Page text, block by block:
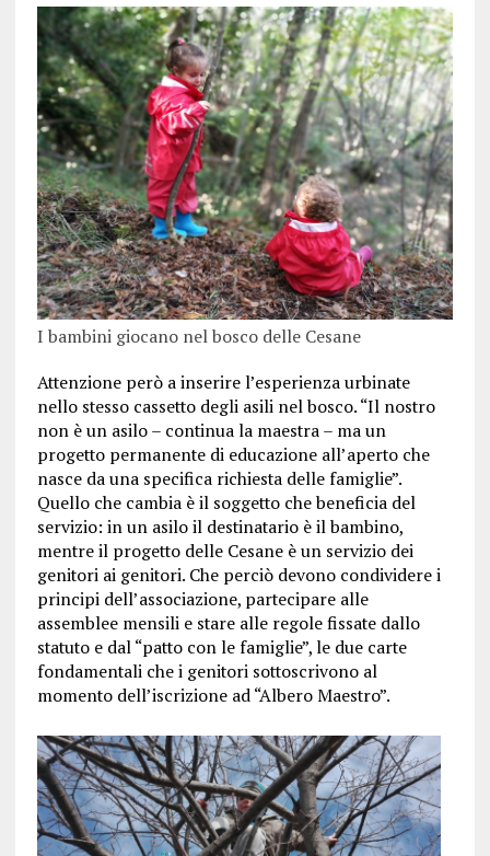
I bambini giocano nel bosco delle Cesane
Attenzione però a inserire l’esperienza urbinate
nello stesso cassetto degli asili nel bosco. “Il nostro
non è un asilo – continua la maestra – ma un
progetto permanente di educazione all’aperto che
nasce da una specifica richiesta delle famiglie”.
Quello che cambia è il soggetto che beneficia del
servizio: in un asilo il destinatario è il bambino,
mentre il progetto delle Cesane è un servizio dei
genitori ai genitori. Che perciò devono condividere i
principi dell’associazione, partecipare alle
assemblee mensili e stare alle regole fissate dallo
statuto e dal “patto con le famiglie”, le due carte
fondamentali che i genitori sottoscrivono al
momento dell’iscrizione ad “Albero Maestro”.